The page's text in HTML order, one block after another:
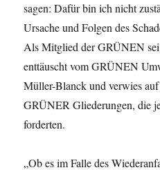
sagen: Dafür bin ich nicht
Ursache und Folgen des
Als Mitglied der GRÜNEN
enttäuscht vom GRÜNEN
Müller-Blanck und verwies
GRÜNER Gliederungen, die
forderten.
„Ob es im Falle des